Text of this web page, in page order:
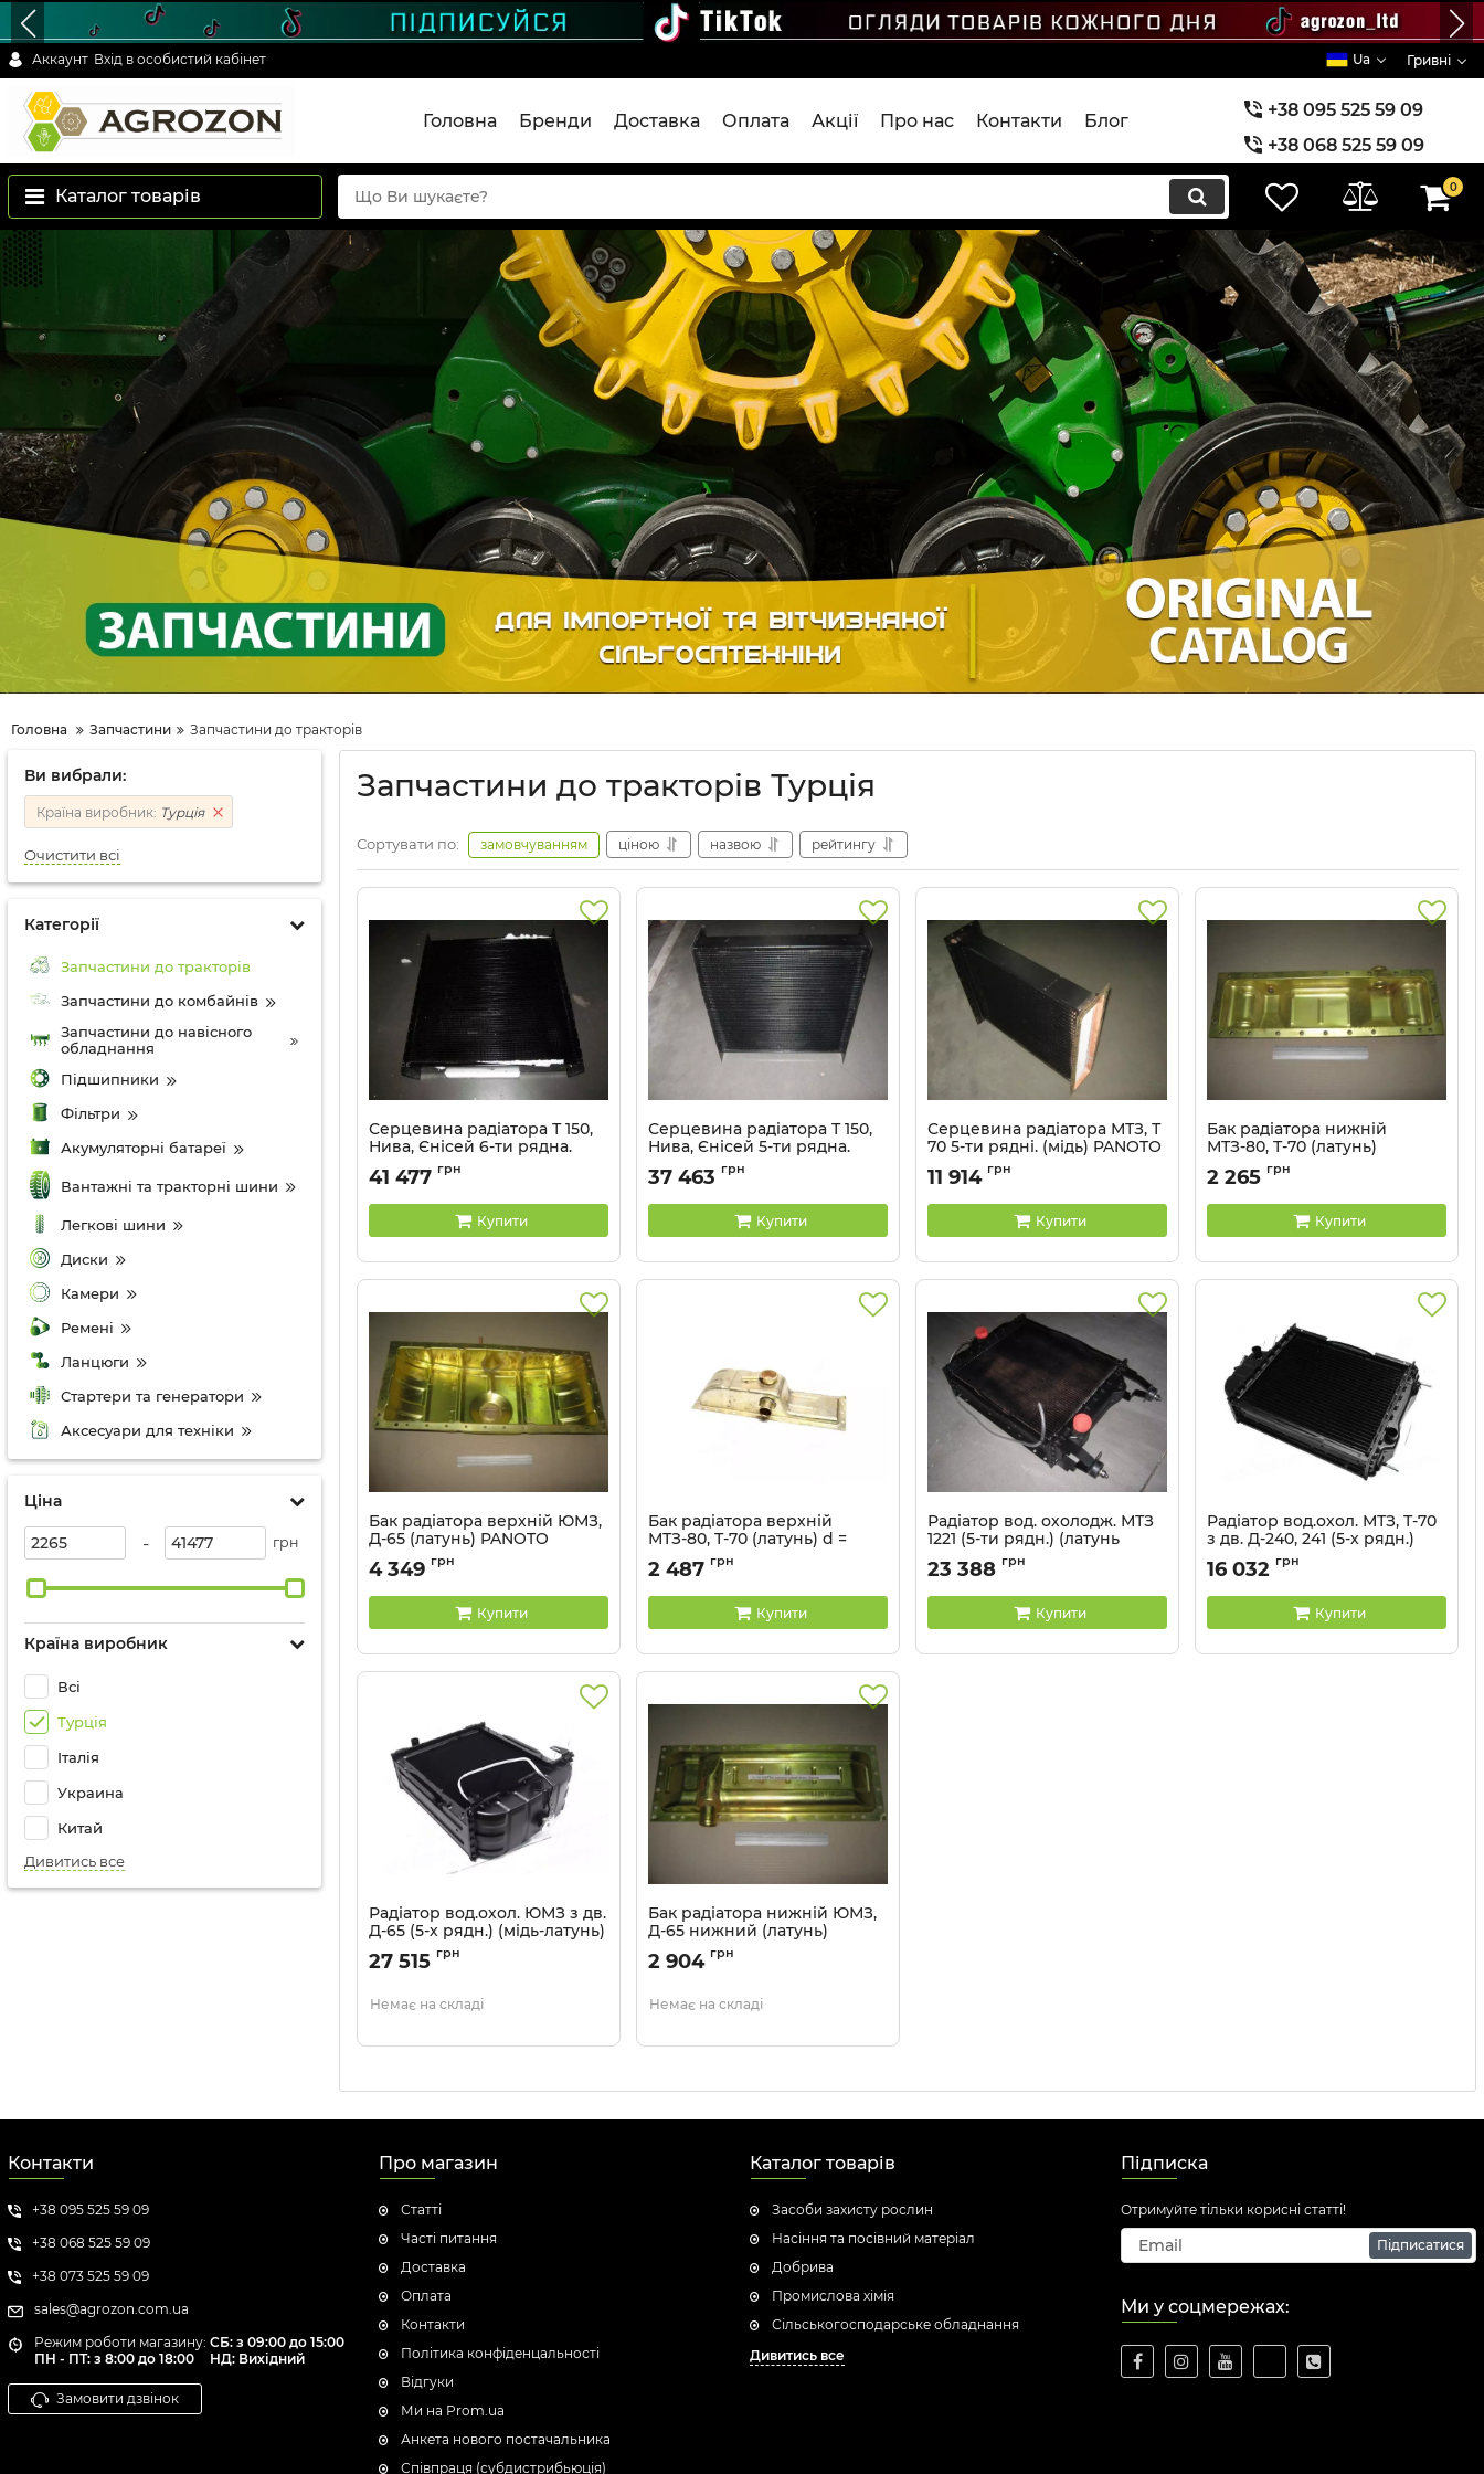
Аккаунт Вхід в особистий кабінет Ua Гривні
Головна Бренди Доставка Оплата Акції Про нас Контакти Блог
+38 095 525 59 09
+38 068 525 59 09
+38 073 525 59 09
Каталог товарів 0
Головна Запчастини Запчастини до тракторів
Ви вибрали:
Країна виробник: Турція
Очистити всі
Категорії
Запчастини до тракторів
Запчастини до комбайнів
Запчастини до навісного
обладнання
Підшипники
Фільтри
Акумуляторні батареї
Вантажні та тракторні шини
Легкові шини
Диски
Камери
Ремені
Ланцюги
Стартери та генератори
Аксесуари для техніки
Ціна
- грн
Країна виробник
Всі
Турція
Італія
Украина
Китай
Дивитись все
Запчастини до тракторів Турція
Сортувати по: замовчуванням ціною назвою рейтингу
Серцевина радіатора Т 150,
Нива, Єнісей 6-ти рядна.
(мідь) PANOTO
Артикул:
41 477 грн
Купити
Серцевина радіатора Т 150,
Нива, Єнісей 5-ти рядна.
(мідь) PANOTO
Артикул: 150У.13.020-1
37 463 грн
Купити
Серцевина радіатора МТЗ, Т
70 5-ти рядні. (мідь) PANOTO
Артикул: 70У.1301.020
11 914 грн
Купити
Бак радіатора нижній
МТЗ-80, Т-70 (латунь)
PANOTO
Артикул:
2 265 грн
Купити
Бак радіатора верхній ЮМЗ,
Д-65 (латунь) PANOTO
Артикул: 36-1301.050-Б
4 349 грн
Купити
Бак радіатора верхній
МТЗ-80, Т-70 (латунь) d =
14мм PANOTO
Артикул:
2 487 грн
Купити
Радіатор вод. охолодж. МТЗ
1221 (5-ти рядн.) (латунь
бачок) PANOTO
Артикул: 1221.1301.010
23 388 грн
Купити
Радіатор вод.охол. МТЗ, Т-70
з дв. Д-240, 241 (5-х рядн.)
(мідь-латунь) PANOTO
Артикул: 70У-1301010
16 032 грн
Купити
Радіатор вод.охол. ЮМЗ з дв.
Д-65 (5-х рядн.) (мідь-латунь)
Артикул: 45-1301006
27 515 грн
Немає на складі
Бак радіатора нижній ЮМЗ,
Д-65 нижний (латунь)
PANOTO
Артикул:
2 904 грн
Немає на складі
Контакти
+38 095 525 59 09
+38 068 525 59 09
+38 073 525 59 09
sales@agrozon.com.ua
Режим роботи магазину:
ПН - ПТ: з 8:00 до 18:00
СБ: з 09:00 до 15:00
НД: Вихідний
Замовити дзвінок
Про магазин
Статті
Часті питання
Доставка
Оплата
Контакти
Політика конфіденцальності
Відгуки
Ми на Prom.ua
Анкета нового постачальника
Співпраця (субдистрибьюція)
Каталог товарів
Засоби захисту рослин
Насіння та посівний матеріал
Добрива
Промислова хімія
Сільськогосподарське обладнання
Дивитись все
Підписка
Отримуйте тільки корисні статті!
Підписатися
Ми у соцмережах: